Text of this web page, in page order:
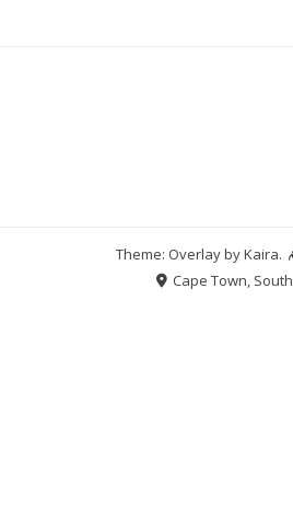
Theme: Overlay byKaira.
Cape Town,